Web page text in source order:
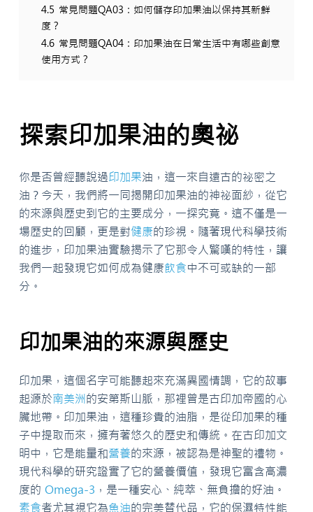
4.5 常見問題QA03：如何儲存印加果油以保持其新鮮
度？
4.6 常見問題QA04：印加果油在日常生活中有哪些創意
使用方式？
探索印加果油的奧祕
你是否曾經聽說過印加果油，這一來自遠古的祕密之
油？今天，我們將一同揭開印加果油的神祕面紗，從它
的來源與歷史到它的主要成分，一探究竟。這不僅是一
場歷史的回顧，更是對健康的珍視。隨著現代科學技術
的進步，印加果油實驗揭示了它那令人驚嘆的特性，讓
我們一起發現它如何成為健康飲食中不可或缺的一部
分。
印加果油的來源與歷史
印加果，這個名字可能聽起來充滿異國情調，它的故事
起源於南美洲的安第斯山脈，那裡曾是古印加帝國的心
臟地帶。印加果油，這種珍貴的油脂，是從印加果的種
子中提取而來，擁有著悠久的歷史和傳統。在古印加文
明中，它是能量和營養的來源，被認為是神聖的禮物。
現代科學的研究證實了它的營養價值，發現它富含高濃
度的 Omega-3 ，是一種安心、純萃、無負擔的好油。
素食者尤其視它為魚油的完美替代品，它的保濕特性能